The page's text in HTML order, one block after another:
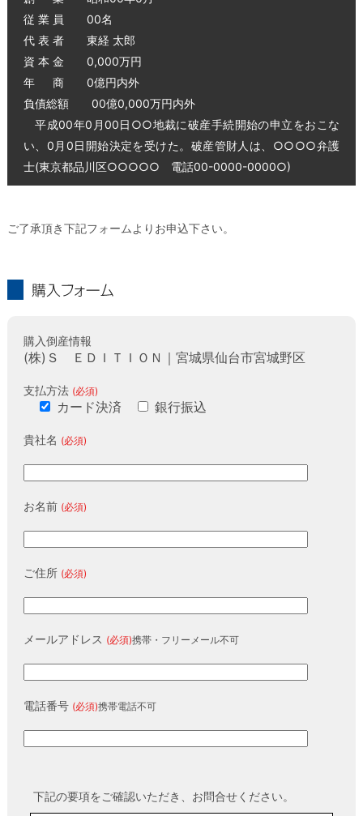
従 業 員 00名
代 表 者 東経 太郎
資 本 金 0,000万円
年 商 0億円内外
負債総額 00億0,000万円内外
平成00年0月00日○○地裁に破産手続開始の申立をおこな
い、0月0日開始決定を受けた。破産管財人は、○○○○弁護
士(東京都品川区○○○○○ 電話00-0000-0000○)
ご了承頂き下記フォームよりお申込下さい。
購入倒産情報
(株)Ｓ ＥＤＩＴＩＯＮ｜宮城県仙台市宮城野区
支払方法 (必須)
カード決済 銀行振込
貴社名 (必須)
お名前 (必須)
ご住所 (必須)
メールアドレス (必須)携帯・フリーメール不可
電話番号 (必須)携帯電話不可
下記の要項をご確認いただき、お問合せください。